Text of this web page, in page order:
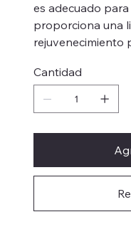
es adecuado
proporciona una
rejuvenecimiento
Cantidad